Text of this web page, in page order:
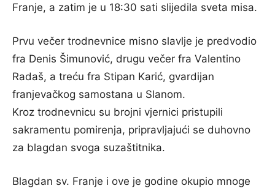
Franje, a zatim je u 18:30 sati slijedila sveta misa.
Prvu večer trodnevnice misno slavlje je predvodio
fra Denis Šimunović, drugu večer fra Valentino
Radaš, a treću fra Stipan Karić, gvardijan
franjevačkog samostana u Slanom.
Kroz trodnevnicu su brojni vjernici pristupili
sakramentu pomirenja, pripravljajući se duhovno
za blagdan svoga suzaštitnika.
Blagdan sv. Franje i ove je godine okupio mnoge